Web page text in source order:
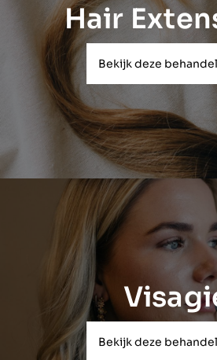
Hair
Bekijk deze
Bekijk deze